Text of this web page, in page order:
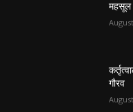
महसूल
गौरव